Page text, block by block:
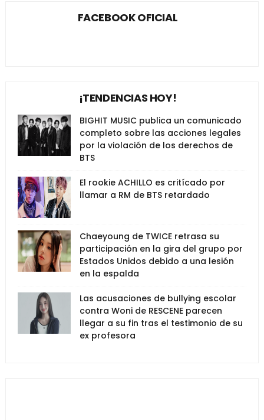
FACEBOOK OFICIAL
¡TENDENCIAS HOY!
BIGHIT MUSIC publica un comunicado
completo sobre las acciones legales
por la violación de los derechos de
BTS
El rookie ACHILLO es critícado por
llamar a RM de BTS retardado
Chaeyoung de TWICE retrasa su
participación en la gira del grupo por
Estados Unidos debido a una lesión
en la espalda
Las acusaciones de bullying escolar
contra Woni de RESCENE parecen
llegar a su fin tras el testimonio de su
ex profesora